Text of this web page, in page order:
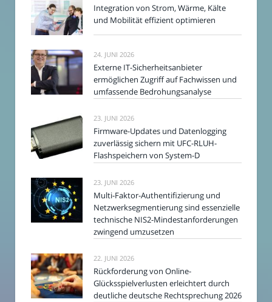
Integration von Strom, Wärme, Kälte
und Mobilität effizient optimieren
24. JUNI 2026
Externe IT-Sicherheitsanbieter
ermöglichen Zugriff auf Fachwissen und
umfassende Bedrohungsanalyse
23. JUNI 2026
Firmware-Updates und Datenlogging
zuverlässig sichern mit UFC-RLUH-
Flashspeichern von System-D
23. JUNI 2026
Multi-Faktor-Authentifizierung und
Netzwerksegmentierung sind essenzielle
technische NIS2-Mindestanforderungen
zwingend umzusetzen
22. JUNI 2026
Rückforderung von Online-
Glücksspielverlusten erleichtert durch
deutliche deutsche Rechtsprechung 2026